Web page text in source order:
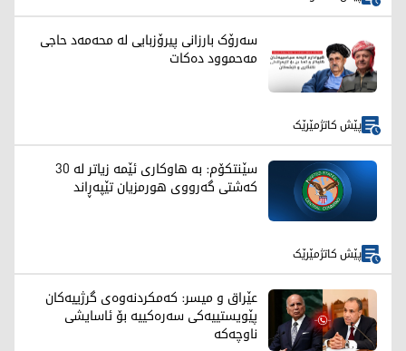
سەرۆک بارزانی پیرۆزبایی لە محەمەد حاجی
مەحموود دەکات
پێش کاتژمێرێک
سێنتکۆم: بە هاوکاری ئێمە زیاتر لە 30
کەشتی گەرووی هورمزیان تێپەڕاند
پێش کاتژمێرێک
عێراق و میسر: کەمکردنەوەی گرژییەکان
پێویستییەکی سەرەکییە بۆ ئاسایشی
ناوچەکە